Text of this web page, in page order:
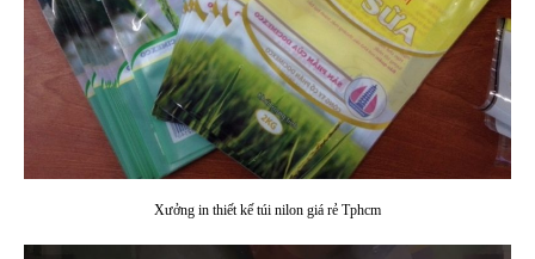
Xưởng in thiết kế túi nilon giá rẻ Tphcm